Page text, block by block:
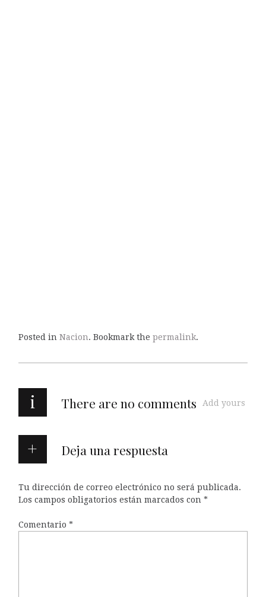
Posted in Nacion. Bookmark the permalink.
i There are no comments Add yours
Deja una respuesta
Tu dirección de correo electrónico no será publicada.
Los campos obligatorios están marcados con *
Comentario *